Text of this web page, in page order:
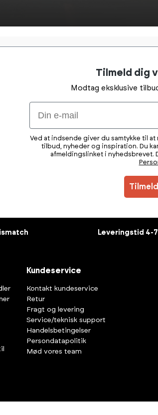
Tilmeld dig
Modtag eksklusive
Email
Ved at indsende giver du samtykke til
tilbud, nyheder og inspiration. Du
afmeldingslinket i
Leveringstid 4-
Kundeservice
Kontakt kundeservice
Retur
Fragt og levering
Service/teknisk support
Handelsbetingelser
Persondatapolitik
Mød vores team